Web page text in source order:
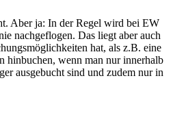
Aber ja: In der Regel wird bei EW
nachgeflogen. Das liegt aber auch
hat, als z.B. eine
hinbuchen, wenn man nur innerhalb
ausgebucht sind und zudem nur in